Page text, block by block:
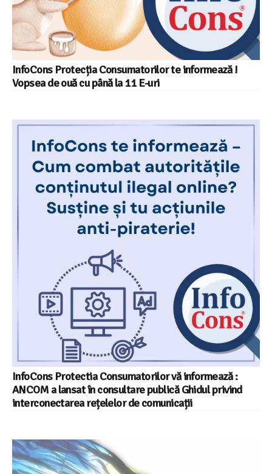
InfoCons Protecția Consumatorilor te informează !
Vopsea de ouă cu până la 11 E-uri
InfoCons Protectia Consumatorilor vă informează :
ANCOM a lansat în consultare publică Ghidul privind
interconectarea rețelelor de comunicații